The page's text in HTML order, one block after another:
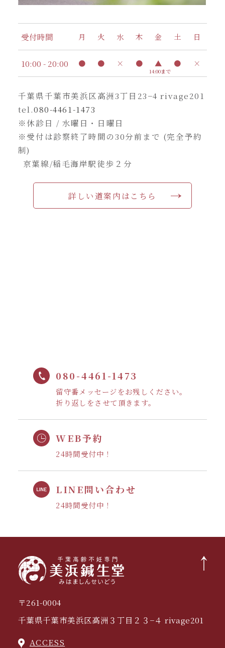
受付時間 月 火 水 木 金 土 日
10:00 - 20:00 ● ● × ● ▲
14:00まで
● ×
千葉県千葉市美浜区高洲3丁目23−4 rivage201
tel.080-4461-1473
※休診日 / 水曜日・日曜日
※受付は診察終了時間の30分前まで (完全予約
制)
京葉線/稲毛海岸駅徒歩２分
詳しい道案内はこちら
080-4461-1473
留守番メッセージをお残しください。
折り返しをさせて頂きます。
WEB予約
24時間受付中！
LINE問い合わせ
24時間受付中！
〒261-0004
千葉県千葉市美浜区高洲３丁目２３−４ rivage201
ACCESS